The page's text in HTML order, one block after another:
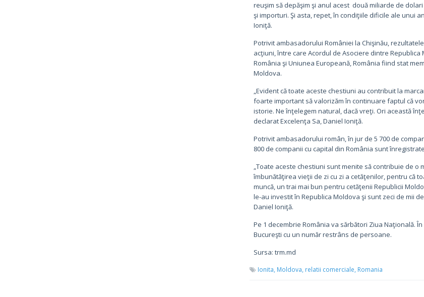
reuşim să depăşim şi anul acest două miliarde de
şi importuri. Şi asta, repet, în condiţiile dificile ale unui
Ioniţă.
Potrivit ambasadorului României la Chişinău,
acţiuni, între care Acordul de Asociere dintre
România şi Uniunea Europeană, România fiind stat
Moldova.
„Evident că toate aceste chestiuni au contribuit la
foarte important să valorizăm în continuare faptul că
istorie. Ne înţelegem natural, dacă vreţi. Ori această
declarat Excelenţa Sa, Daniel Ioniţă.
Potrivit ambasadorului român, în jur de 5 700 de
800 de companii cu capital din România sunt
„Toate aceste chestiuni sunt menite să contribuie de
îmbunătăţirea vieţii de zi cu zi a cetăţenilor, pentru că
muncă, un trai mai bun pentru cetăţenii Republicii
le-au investit în Republica Moldova şi sunt zeci de mii
Daniel Ioniţă.
Pe 1 decembrie România va sărbători Ziua Naţională.
Bucureşti cu un număr restrâns de persoane.
Sursa: trm.md
Ionita, Moldova, relatii comerciale, Romania